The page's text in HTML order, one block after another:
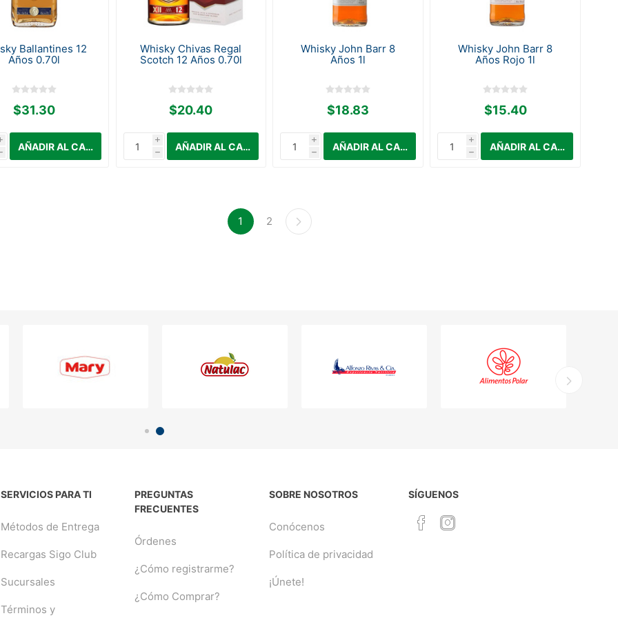
Ballantines 12
Años 0.70l
$31.30
Whisky Chivas Regal
Scotch 12 Años 0.70l
$20.40
i
h
Whisky John Barr 8
Años 1l
$18.83
i
h
Whisky John Barr 8
Años Rojo 1l
$15.40
i
h
1 2
SERVICIOS PARA TI
Métodos de Entrega
Recargas Sigo Club
Sucursales
Términos y
PREGUNTAS
FRECUENTES
Órdenes
¿Cómo registrarme?
¿Cómo Comprar?
SOBRE NOSOTROS
Conócenos
Política de privacidad
¡Únete!
SÍGUENOS